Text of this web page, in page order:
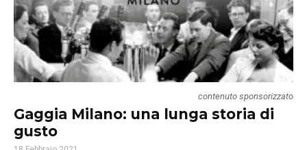
contenuto sponsorizzato
Gaggia Milano: una lunga storia di
gusto